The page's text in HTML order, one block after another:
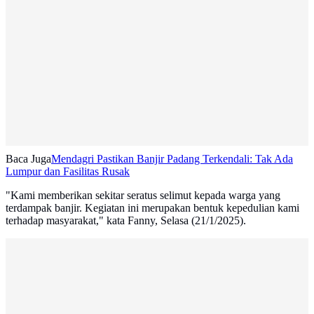
Baca JugaMendagri Pastikan Banjir Padang Terkendali: Tak Ada
Lumpur dan Fasilitas Rusak
"Kami memberikan sekitar seratus selimut kepada warga yang
terdampak banjir. Kegiatan ini merupakan bentuk kepedulian kami
terhadap masyarakat," kata Fanny, Selasa (21/1/2025).